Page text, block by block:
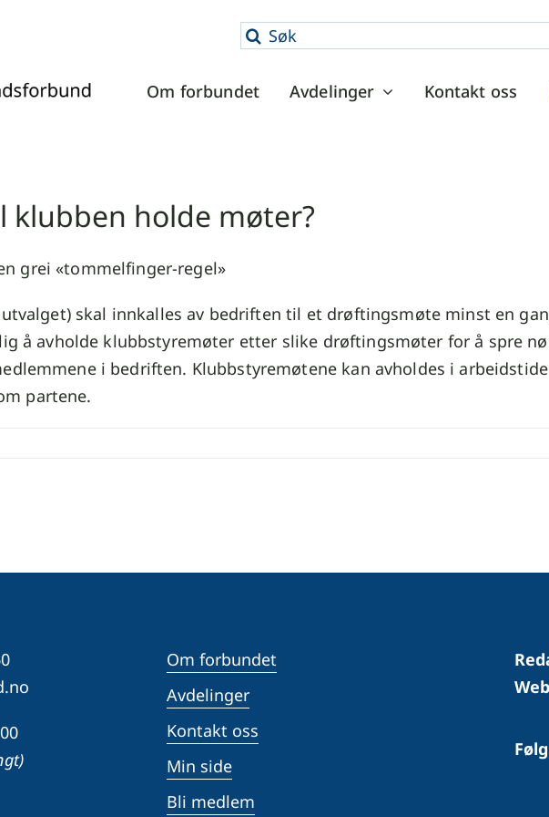
Søk
Om forbundet Avdelinger Kontakt oss
klubben holde møter?
grei «tommelfinger-regel»
skal innkalles av bedriften til et drøftingsmøte minst en
å avholde klubbstyremøter etter slike drøftingsmøter for å spre
i bedriften. Klubbstyremøtene kan avholdes i
partene.
Om forbundet
Avdelinger
Kontakt oss
Min side
Bli medlem